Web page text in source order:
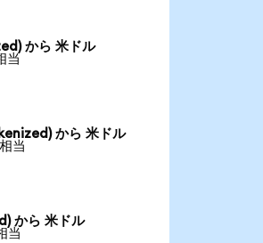
から 米ドル
当
から 米ドル
当
から 米ドル
当